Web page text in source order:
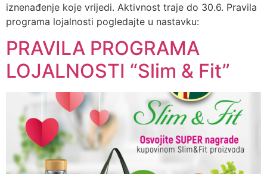
iznenađenje koje vrijedi. Aktivnost traje do 30.6. Pravila
programa lojalnosti pogledajte u nastavku:
PRAVILA PROGRAMA
LOJALNOSTI “Slim & Fit”